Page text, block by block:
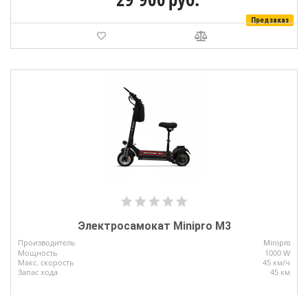
Предзаказ
Электросамокат Minipro M3
Производитель Minipro
Мощность
1000 W
Макс. скорость
45 км/ч
Запас хода
45 км